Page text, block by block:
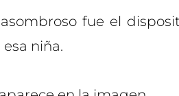
fue el
niña.